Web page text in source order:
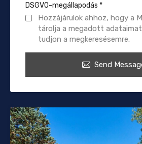
DSGVO-megállapodás *
Hozzájárulok ahhoz, hogy a
tárolja a megadott
tudjon a megkeresésemre.
Send